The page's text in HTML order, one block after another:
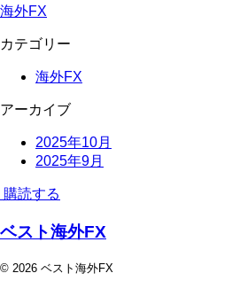
海外FX
カテゴリー
海外FX
アーカイブ
2025年10月
2025年9月
購読する
ベスト海外FX
© 2026 ベスト海外FX